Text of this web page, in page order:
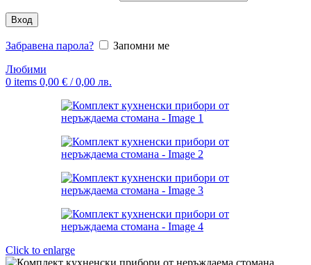
Вход
Забравена парола?
Запомни ме
Любими
0 items 0,00 € / 0,00 лв.
Click to enlarge